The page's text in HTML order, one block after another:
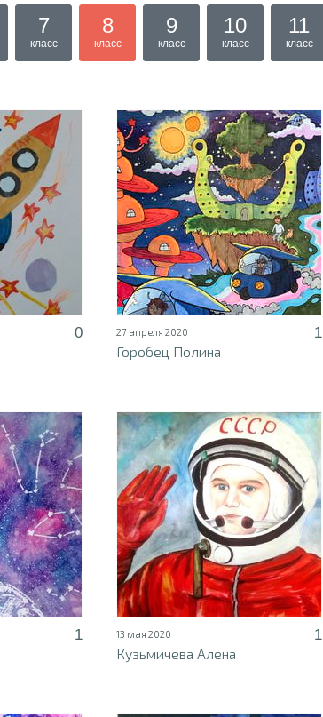
7
класс
8
класс
9
класс
10
класс
11
класс
0
27 апреля 2020
1
Горобец Полина
1
13 мая 2020
1
Кузьмичева Алена